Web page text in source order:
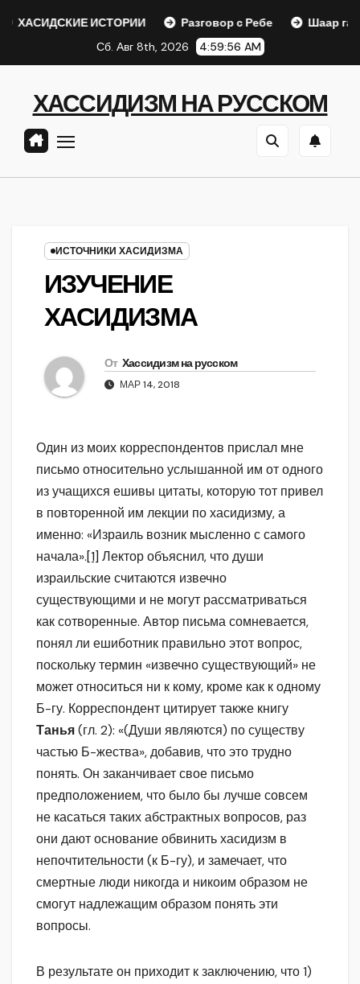
ИСТОРИИ Разговор с Ребе
Шаар гайихуд
Сб. Авг 8th, 2026
4:59:57 AM
ХАССИДИЗМ НА РУССКОМ
ИСТОЧНИКИ ХАСИДИЗМА
ИЗУЧЕНИЕ
ХАСИДИЗМА
От Хассидизм на русском
МАР 14, 2018
Один из моих корреспондентов прислал мне
письмо относительно услышанной им от одного
из учащихся ешивы цитаты, которую тот привел
в повторенной им лекции по хасидизму, а
именно: «Израиль возник мысленно с самого
начала».[1] Лектор объяснил, что души
израильские считаются извечно
существующими и не могут рассматриваться
как сотворенные. Автор письма сомневается,
понял ли ешиботник правильно этот вопрос,
поскольку термин «извечно существующий» не
может относиться ни к кому, кроме как к одному
Б-гу. Корреспондент цитирует также книгу
Танья(гл. 2): «(Души являются) по существу
частью Б-жества», добавив, что это трудно
понять. Он заканчивает свое письмо
предположением, что было бы лучше совсем
не касаться таких абстрактных вопросов, раз
они дают основание обвинить хасидизм в
непочтительности (к Б-гу), и замечает, что
смертные люди никогда и никоим образом не
смогут надлежащим образом понять эти
вопросы.
В результате он приходит к заключению, что 1)